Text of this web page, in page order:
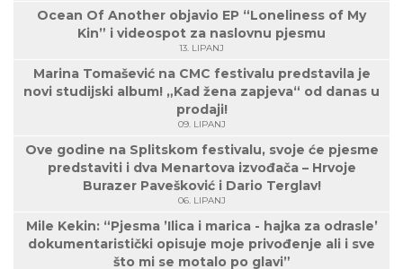
Ocean Of Another objavio EP “Loneliness of My
Kin” i videospot za naslovnu pjesmu
13. LIPANJ
Marina Tomašević na CMC festivalu predstavila je
novi studijski album! „Kad žena zapjeva“ od danas u
prodaji!
09. LIPANJ
Ove godine na Splitskom festivalu, svoje će pjesme
predstaviti i dva Menartova izvođača – Hrvoje
Burazer Pavešković i Dario Terglav!
06. LIPANJ
Mile Kekin: “Pjesma ’Ilica i marica - hajka za odrasle’
dokumentaristički opisuje moje privođenje ali i sve
što mi se motalo po glavi”